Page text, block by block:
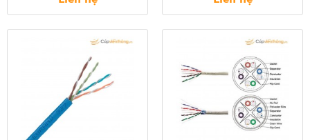
đặt của khách hàng.
m - blue
blue